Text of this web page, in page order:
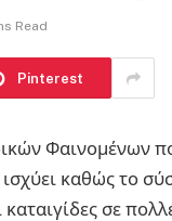
Read
Pinterest
Φαινομένων
καθώς το
σε